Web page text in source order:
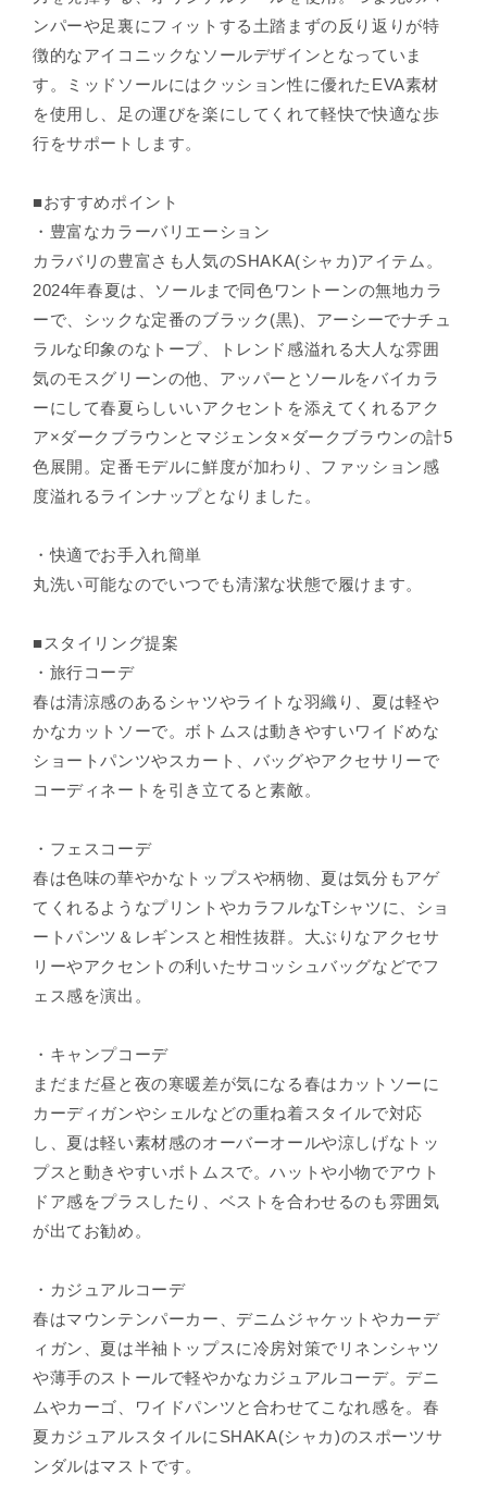
ンパーや足裏にフィットする土踏まずの反り返りが特
徴的なアイコニックなソールデザインとなっていま
す。ミッドソールにはクッション性に優れたEVA素材
を使用し、足の運びを楽にしてくれて軽快で快適な歩
行をサポートします。
■おすすめポイント
・豊富なカラーバリエーション
カラバリの豊富さも人気のSHAKA(シャカ)アイテム。
2024年春夏は、ソールまで同色ワントーンの無地カラ
ーで、シックな定番のブラック(黒)、アーシーでナチュ
ラルな印象のなトープ、トレンド感溢れる大人な雰囲
気のモスグリーンの他、アッパーとソールをバイカラ
ーにして春夏らしいいアクセントを添えてくれるアク
ア×ダークブラウンとマジェンタ×ダークブラウンの計5
色展開。定番モデルに鮮度が加わり、ファッション感
度溢れるラインナップとなりました。
・快適でお手入れ簡単
丸洗い可能なのでいつでも清潔な状態で履けます。
■スタイリング提案
・旅行コーデ
春は清涼感のあるシャツやライトな羽織り、夏は軽や
かなカットソーで。ボトムスは動きやすいワイドめな
ショートパンツやスカート、バッグやアクセサリーで
コーディネートを引き立てると素敵。
・フェスコーデ
春は色味の華やかなトップスや柄物、夏は気分もアゲ
てくれるようなプリントやカラフルなTシャツに、ショ
ートパンツ＆レギンスと相性抜群。大ぶりなアクセサ
リーやアクセントの利いたサコッシュバッグなどでフ
ェス感を演出。
・キャンプコーデ
まだまだ昼と夜の寒暖差が気になる春はカットソーに
カーディガンやシェルなどの重ね着スタイルで対応
し、夏は軽い素材感のオーバーオールや涼しげなトッ
プスと動きやすいボトムスで。ハットや小物でアウト
ドア感をプラスしたり、ベストを合わせるのも雰囲気
が出てお勧め。
・カジュアルコーデ
春はマウンテンパーカー、デニムジャケットやカーデ
ィガン、夏は半袖トップスに冷房対策でリネンシャツ
や薄手のストールで軽やかなカジュアルコーデ。デニ
ムやカーゴ、ワイドパンツと合わせてこなれ感を。春
夏カジュアルスタイルにSHAKA(シャカ)のスポーツサ
ンダルはマストです。